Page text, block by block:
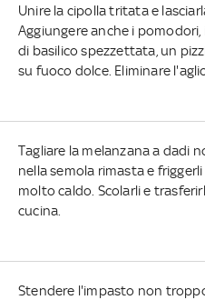
Unire la cipolla tritata e
Aggiungere anche i
di basilico spezzettata, un
su fuoco dolce. Eliminare
Tagliare la melanzana a dadi
nella semola rimasta e
molto caldo. Scolarli e
cucina.
Stendere l'impasto non